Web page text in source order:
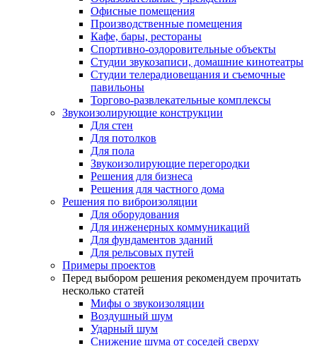
Офисные помещения
Производственные помещения
Кафе, бары, рестораны
Спортивно-оздоровительные объекты
Студии звукозаписи, домашние кинотеатры
Студии телерадиовещания и съемочные
павильоны
Торгово-развлекательные комплексы
Звукоизолирующие конструкции
Для стен
Для потолков
Для пола
Звукоизолирующие перегородки
Решения для бизнеса
Решения для частного дома
Решения по виброизоляции
Для оборудования
Для инженерных коммуникаций
Для фундаментов зданий
Для рельсовых путей
Примеры проектов
Перед выбором решения рекомендуем прочитать
несколько статей
Мифы о звукоизоляции
Воздушный шум
Ударный шум
Снижение шума от соседей сверху